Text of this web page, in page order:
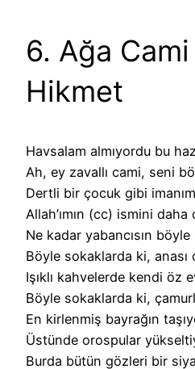
6. Ağa Cami
Hikmet
Havsalam almıyordu bu
Ah, ey zavallı cami, seni
Dertli bir çocuk gibi
Allah’ımın (cc) ismini daha
Ne kadar yabancısın
Böyle sokaklarda ki, anası
Işıklı kahvelerde kendi öz
Böyle sokaklarda ki,
En kirlenmiş bayrağın
Üstünde orospular
Burda bütün gözleri bir